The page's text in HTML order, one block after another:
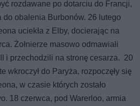
rozdawane po dotarciu do Francji,
do obalenia Burbonów. 26 lutego
uciekła z Elby, docierając na
Żołnierze masowo odmawiali
i przechodzili na stronę cesarza. 20
wkroczył do Paryża, rozpoczęły się
w czasie których zostało
18 czerwca, pod Warerloo, armia